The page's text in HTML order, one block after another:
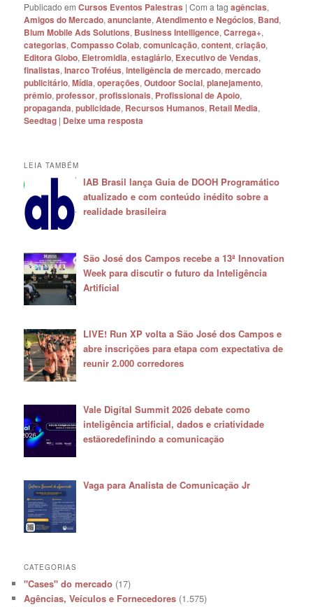
Publicado em Cursos Eventos Palestras |Com a tagagências,
Amigos do Mercado,anunciante,Atendimento e Negócios, Band,
Blum Mobile Ads Solutions, Business Intelligence,Carrega+,
categorias,Compasso Colab,comunicação,content,criação,
Editora Globo, Eletromidia,estagiário, Executivo de Vendas,
finalistas,Inarco Troféus,inteligência de mercado,mercado
publicitário,Mídia,operações,Outdoor Social,planejamento,
prêmio,professor,profissionais, Profissional de Apoio,
propaganda,publicidade, Recursos Humanos, Retail Media,
Seedtag | Deixe uma resposta
LEIA TAMBÉM
IAB Brasil lança Guia de DOOH Programático
atualizado e com conteúdo inédito sobre a
realidade brasileira
São José dos Campos recebe a 13ª Innovation
Week para discutir o futuro da Inteligência
Artificial
LIVE! Run XP volta a São José dos Campos e
abre inscrições para etapa com expectativa de
reunir 2.000 corredores
Vale Digital Summit 2026 debate como
inteligência artificial, dados e criatividade
estãoredefinindo a comunicação
Vaga para Analista de Comunicação Jr
CATEGORIAS
"Cases" do mercado (17)
Agências, Veículos e Fornecedores (1.575)